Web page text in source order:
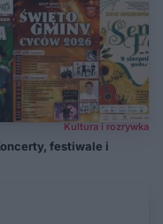
Kultura i rozrywka
festiwale i